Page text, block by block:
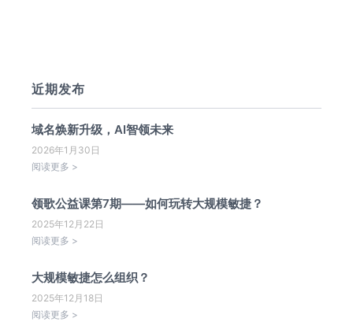
近期发布
域名焕新升级，AI智领未来
2026年1月30日
阅读更多 >
领歌公益课第7期——如何玩转大规模敏捷？
2025年12月22日
阅读更多 >
大规模敏捷怎么组织？
2025年12月18日
阅读更多 >